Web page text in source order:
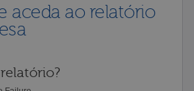
aceda ao relatório